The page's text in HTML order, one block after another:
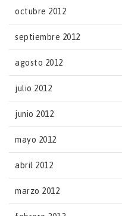
octubre 2012
septiembre 2012
agosto 2012
julio 2012
junio 2012
mayo 2012
abril 2012
marzo 2012